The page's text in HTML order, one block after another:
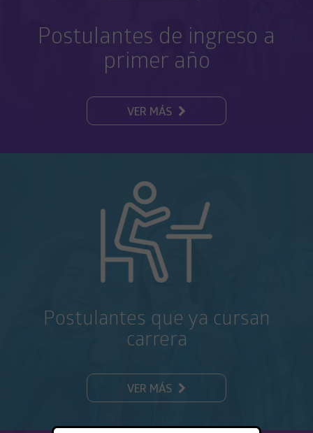
Postulantes de ingreso a
primer año
VER MÁS
Postulantes que ya cursan
carrera
VER MÁS